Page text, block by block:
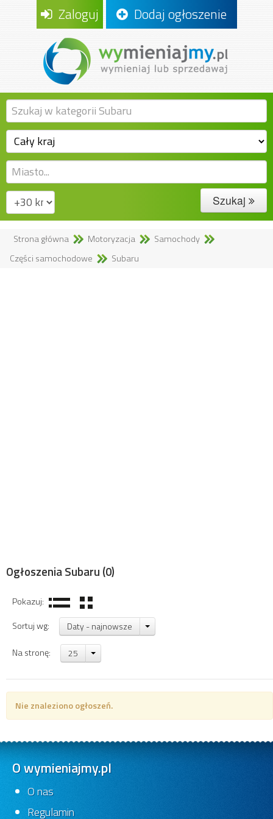
Zaloguj Dodaj ogłoszenie
Szukaj
Strona główna Motoryzacja
Samochody
Części samochodowe
Subaru
Ogłoszenia Subaru (0)
Pokazuj:
Sortuj wg:
Daty - najnowsze
Na stronę: 25
Nie znaleziono ogłoszeń.
O wymieniajmy.pl
O nas
Regulamin